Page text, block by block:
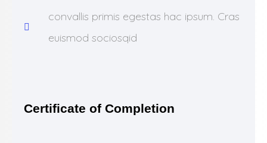
convallis primis egestas hac ipsum. Cras
euismod sociosqid
Certificate of Completion